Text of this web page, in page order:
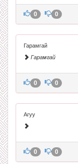
0 0
Гарамгай
Гарамгай
0 0
Агуу
0 0